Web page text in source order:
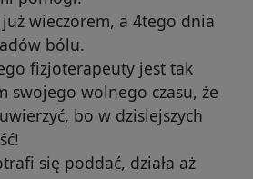
już wieczorem, a 4tego dnia
bólu.
fizjoterapeuty jest tak
swojego wolnego czasu, że
bo w dzisiejszych
się poddać, działa aż